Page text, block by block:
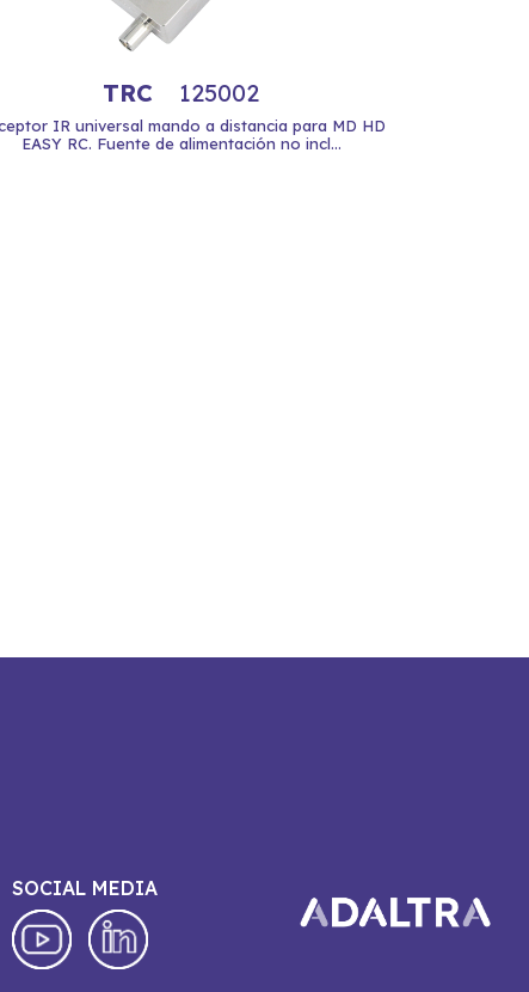
TRC 125002
IR universal mando a distancia para MD HD
EASY RC. Fuente de alimentación no incl...
SOCIAL MEDIA